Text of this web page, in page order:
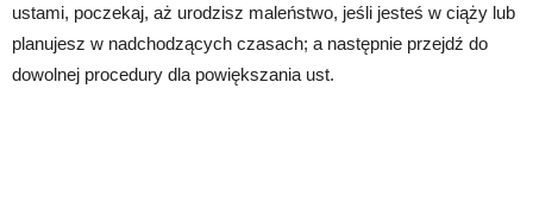
ustami, poczekaj, aż urodzisz maleństwo, jeśli jesteś w ciąży lub
planujesz w nadchodzących czasach; a następnie przejdź do
dowolnej procedury dla powiększania ust.